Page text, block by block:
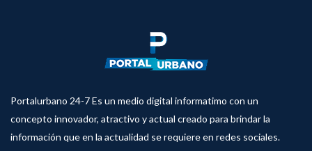
Portalurbano 24-7 Es un medio digital informatimo con un
concepto innovador, atractivo y actual creado para brindar la
información que en la actualidad se requiere en redes sociales.